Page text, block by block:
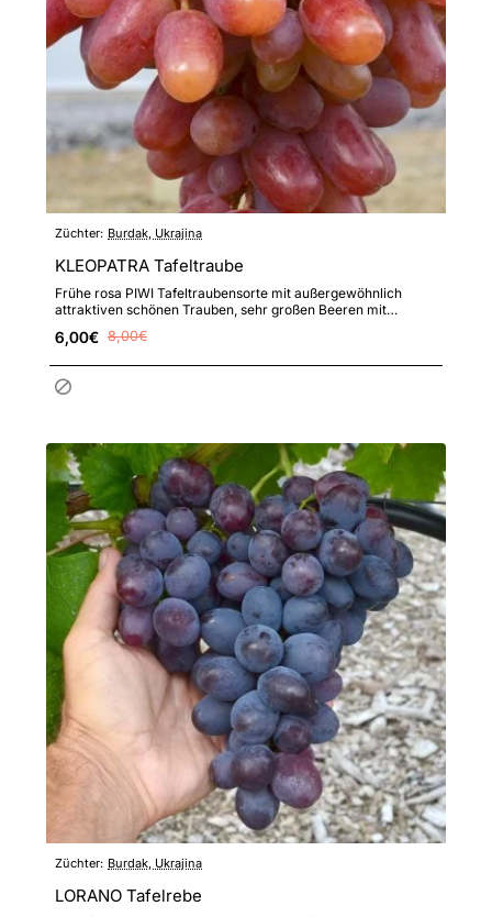
Züchter: Burdak, Ukrajina
KLEOPATRA Tafeltraube
Frühe rosa PIWI Tafeltraubensorte mit außergewöhnlich
attraktiven schönen Trauben, sehr großen Beeren mit
6,00€ 8,00€
Züchter: Burdak, Ukrajina
LORANO Tafelrebe